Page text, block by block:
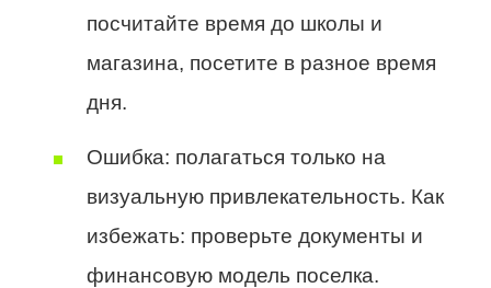
посчитайте время до школы и
магазина, посетите в разное время
дня.
Ошибка: полагаться только на
визуальную привлекательность. Как
избежать: проверьте документы и
финансовую модель поселка.